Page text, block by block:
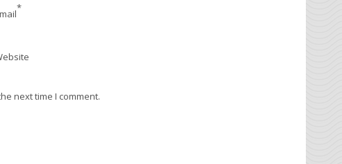
*
next time I comment.